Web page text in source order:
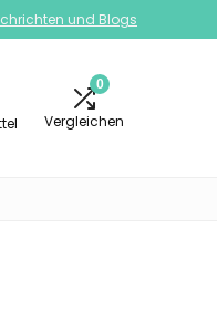
und Blogs
0
Vergleichen